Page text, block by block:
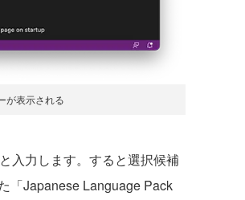
が表示される
入力します。すると選択候補
「Japanese Language Pack